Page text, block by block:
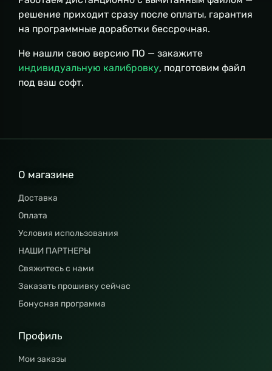
решение приходит сразу после оплаты, гарантия
на программные доработки бессрочная.
Не нашли свою версию ПО — закажите
индивидуальную калибровку, подготовим файл
под ваш софт.
О магазине
Доставка
Оплата
Условия использования
НАШИ ПАРТНЕРЫ
Свяжитесь с нами
Заказать прошивку сейчас
Бонусная программа
Профиль
Мои заказы